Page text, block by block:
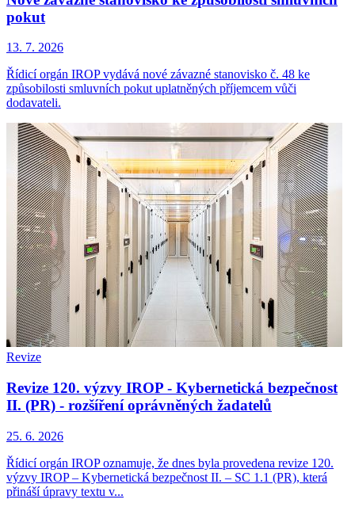
pokut
13. 7. 2026
Řídicí orgán IROP vydává nové závazné stanovisko č. 48 ke
způsobilosti smluvních pokut uplatněných příjemcem vůči
dodavateli.
Revize
Revize 120. výzvy IROP - Kybernetická bezpečnost
II. (PR) - rozšíření oprávněných žadatelů
25. 6. 2026
Řídicí orgán IROP oznamuje, že dnes byla provedena revize 120.
výzvy IROP – Kybernetická bezpečnost II. – SC 1.1 (PR), která
přináší úpravy textu v...